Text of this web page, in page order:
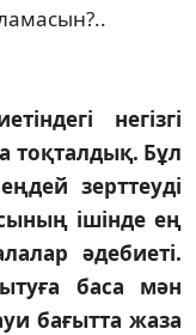
негізгі
тоқталдық. Бұл
зерттеуді
ішінде ең
әдебиеті.
баса мән
бағытта жаза